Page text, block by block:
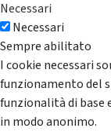
Necessari
Necessari
Sempre abilitato
I cookie necessari
funzionamento del
funzionalità di base
in modo anonimo.